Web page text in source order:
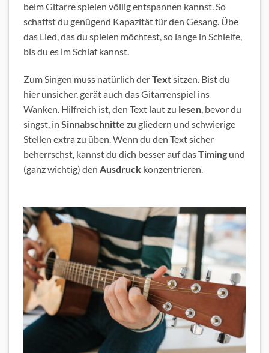
beim Gitarre spielen völlig entspannen kannst. So
schaffst du genügend Kapazität für den Gesang. Übe
das Lied, das du spielen möchtest, so lange in Schleife,
bis du es im Schlaf kannst.
Zum Singen muss natürlich derTextsitzen. Bist du
hier unsicher, gerät auch das Gitarrenspiel ins
Wanken. Hilfreich ist, den Text laut zu lesen, bevor du
singst, in Sinnabschnitte zu gliedern und schwierige
Stellen extra zu üben. Wenn du den Text sicher
beherrschst, kannst du dich besser auf dasTiming und
(ganz wichtig) den Ausdruck konzentrieren.